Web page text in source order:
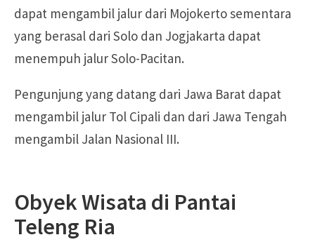
dapat mengambil jalur dari Mojokerto sementara
yang berasal dari Solo dan Jogjakarta dapat
menempuh jalur Solo-Pacitan.
Pengunjung yang datang dari Jawa Barat dapat
mengambil jalur Tol Cipali dan dari Jawa Tengah
mengambil Jalan Nasional III.
Obyek Wisata di Pantai
Teleng Ria